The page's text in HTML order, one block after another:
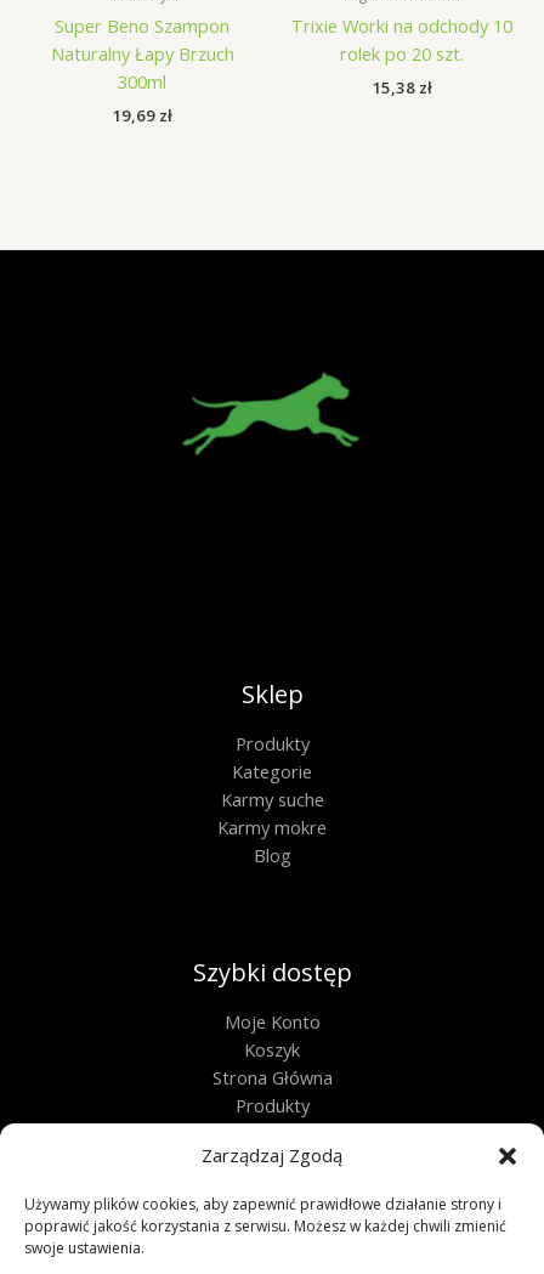
Zarządzaj Zgodą
Używamy plików cookies, aby zapewnić prawidłowe działanie strony i
poprawić jakość korzystania z serwisu. Możesz w każdej chwili zmienić
swoje ustawienia.
Super Beno Szampon
Naturalny Łapy Brzuch
300ml
19,69 zł
Trixie Worki na odchody 10
rolek po 20 szt.
15,38 zł
Sklep
Produkty
Kategorie
Karmy suche
Karmy mokre
Blog
Szybki dostęp
Moje Konto
Koszyk
Strona Główna
Produkty
Obługa techniczna
Regulamin